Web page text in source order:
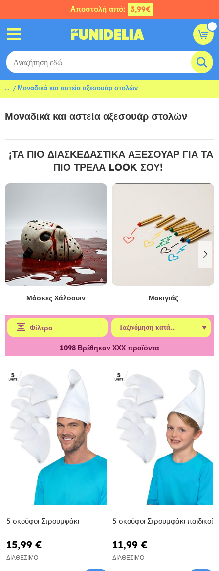
Αποστολή από: 3,99€
... Μοναδικά και αστεία αξεσουάρ στολών
Μοναδικά και αστεία αξεσουάρ στολών
¡ΤΑ ΠΙΟ ΔΙΑΣΚΕΔΑΣΤΙΚΑ ΑΞΕΣΟΥΑΡ ΓΙΑ ΤΑ
ΠΙΟ ΤΡΕΛΑ LOOK ΣΟΥ!
Μάσκες Χάλοουιν Μακιγιάζ
Φίλτρα
1098 Βρέθηκαν ΧΧΧ προϊόντα
5 σκούφοι Στρουμφάκι
15,99 €
ΔΙΑΘΈΣΙΜΟ
5 σκούφοι Στρουμφάκι παιδικοί
11,99 €
ΔΙΑΘΈΣΙΜΟ